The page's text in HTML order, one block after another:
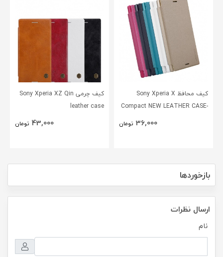
کیف محافظ Sony Xperia X
Compact NEW LEATHER CASE-
36,000 تومان
کیف چرمی Sony Xperia XZ Qin
leather case
43,000 تومان
بازخوردها
ارسال نظرات
نام